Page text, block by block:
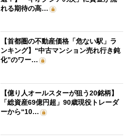
れる期待の高…
【首都圏の不動産価格「危ない駅」ラ
ンキング】“中古マンション売れ行き鈍
化”のワー…
【億り人オールスターが狙う20銘柄】
「総資産69億円超」90歳現役トレーダ
ーから“10…